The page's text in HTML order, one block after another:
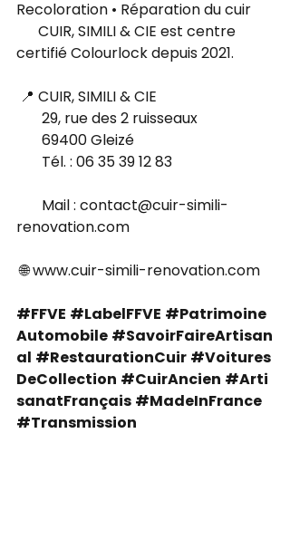
Recoloration • Réparation du cuir
CUIR, SIMILI & CIE est centre
certifié Colourlock depuis 2021.
📍 CUIR, SIMILI & CIE
29, rue des 2 ruisseaux
69400 Gleizé
Tél. : 06 35 39 12 83
Mail : contact@cuir-simili-
renovation.com
🌐 www.cuir-simili-renovation.com
#FFVE #LabelFFVE #Patrimoine
Automobile #SavoirFaireArtisan
al #RestaurationCuir #Voitures
DeCollection #CuirAncien #Arti
sanatFrançais #MadeInFrance
#Transmission